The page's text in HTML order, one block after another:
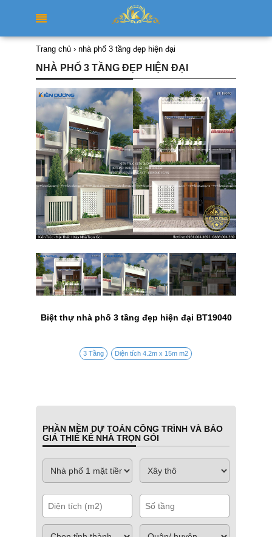
Trang chủ › nhà phố 3 tầng đẹp hiện đại
NHÀ PHỐ 3 TẦNG ĐẸP HIỆN ĐẠI
Biệt thự nhà phố 3 tầng đẹp hiện đại BT19040
3 Tầng Diện tích 4.2m x 15m m2
PHẦN MỀM DỰ TOÁN CÔNG TRÌNH VÀ BÁO
GIÁ THIẾ KẾ NHÀ TRỌN GÓI